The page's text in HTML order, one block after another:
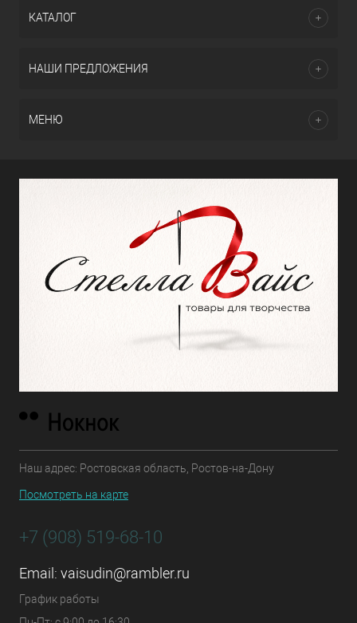
КАТАЛОГ
НАШИ ПРЕДЛОЖЕНИЯ
МЕНЮ
Наш адрес: Ростовская область, Ростов-на-Дону
Посмотреть на карте
+7 (908) 519-68-10
Email: vaisudin@rambler.ru
График работы